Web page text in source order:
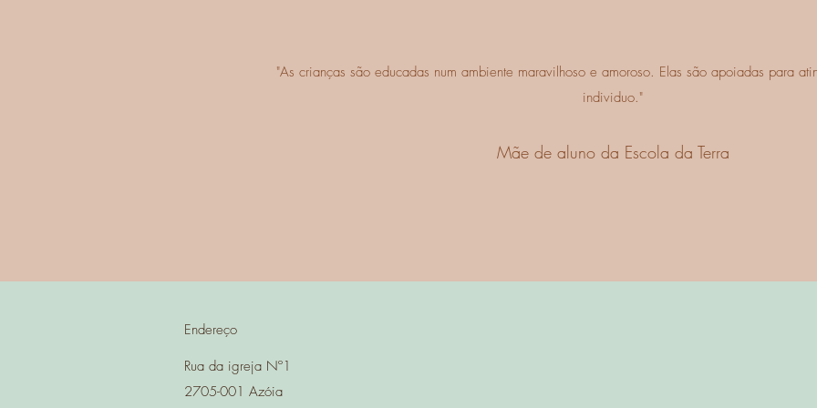
"As crianças são educadas num ambiente maravilhoso e amoroso. Elas são apoiadas para
individuo."
Mãe de aluno da Escola da Terra
Endereço
Rua da igreja Nº1
2705-001 Azóia